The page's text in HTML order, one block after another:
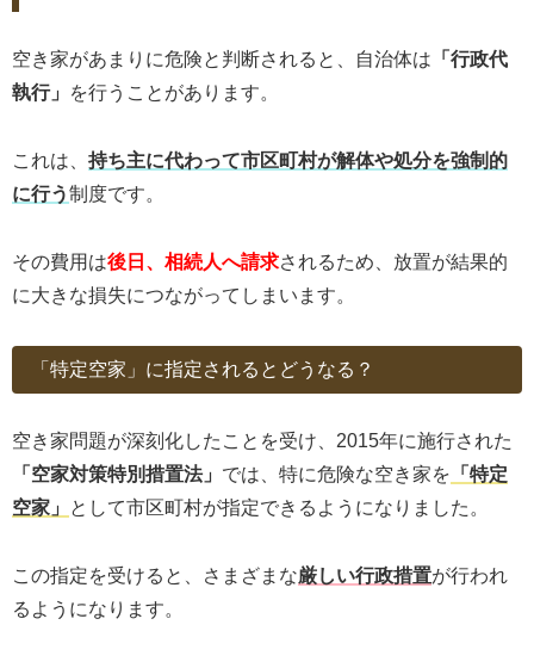
空き家があまりに危険と判断されると、自治体は 「行政代
執行」
を行うことがあります。
これは、 持ち主に代わって市区町村が解体や処分を強制的
に行う制度です。
その費用は後日、相続人へ請求されるため、放置が結果的
に大きな損失につながってしまいます。
「特定空家」に指定されるとどうなる？
空き家問題が深刻化したことを受け、2015年に施行された
「空家対策特別措置法」 では、特に危険な空き家を 「特定
空家」
として市区町村が指定できるようになりました。
この指定を受けると、さまざまな厳しい行政措置が行われ
るようになります。